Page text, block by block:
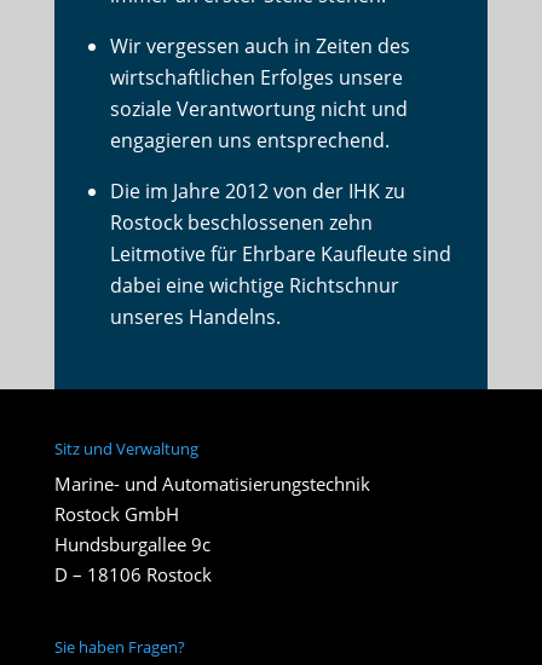
Wir vergessen auch in Zeiten des
wirtschaftlichen Erfolges unsere
soziale Verantwortung nicht und
engagieren uns entsprechend.
Die im Jahre 2012 von der IHK zu
Rostock beschlossenen zehn
Leitmotive für Ehrbare Kaufleute sind
dabei eine wichtige Richtschnur
unseres Handelns.
Sitz und Verwaltung
Marine- und Automatisierungstechnik
Rostock GmbH
Hundsburgallee 9c
D – 18106 Rostock
Sie haben Fragen?